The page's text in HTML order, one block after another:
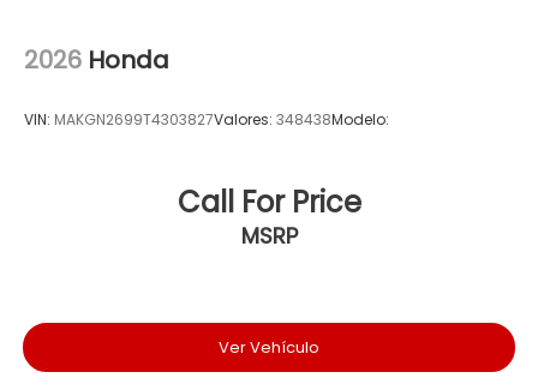
2026 Honda
VIN: MAKGN2699T4303827Valores: 348438Modelo:
Call For Price
MSRP
Ver Vehículo